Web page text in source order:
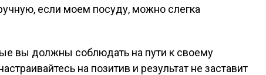
если моем посуду, можно слегка
вы должны соблюдать на пути к своему
на позитив и результат не заставит